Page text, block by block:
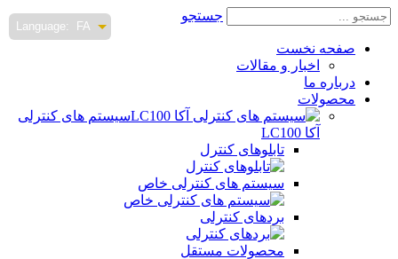
Language: FA
جستجو
صفحه نخست
اخبار و مقالات
درباره ما
محصولات
سیستم های کنترلی
آکا LC100
تابلوهای کنترل
سیستم های کنترلی خاص
بردهای کنترلی
محصولات مستقل